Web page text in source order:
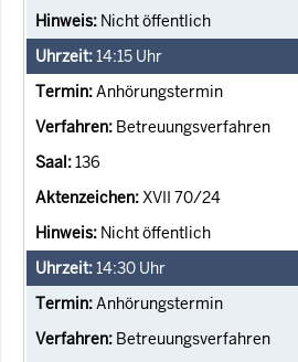
Nicht öffentlich
14:15 Uhr
Anhörungstermin
Betreuungsverfahren
136
XVII 70/24
Nicht öffentlich
14:30 Uhr
Anhörungstermin
Betreuungsverfahren